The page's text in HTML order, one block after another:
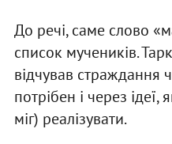
До речі, саме слово
список мучеників.
відчував страждання
потрібен і через ідеї,
міг) реалізувати.